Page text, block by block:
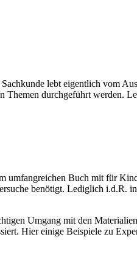
lebt eigentlich vom
Themen durchgeführt werden.
umfangreichen Buch mit für
benötigt. Lediglich i.d.R.
Umgang mit den
Hier einige Beispiele zu